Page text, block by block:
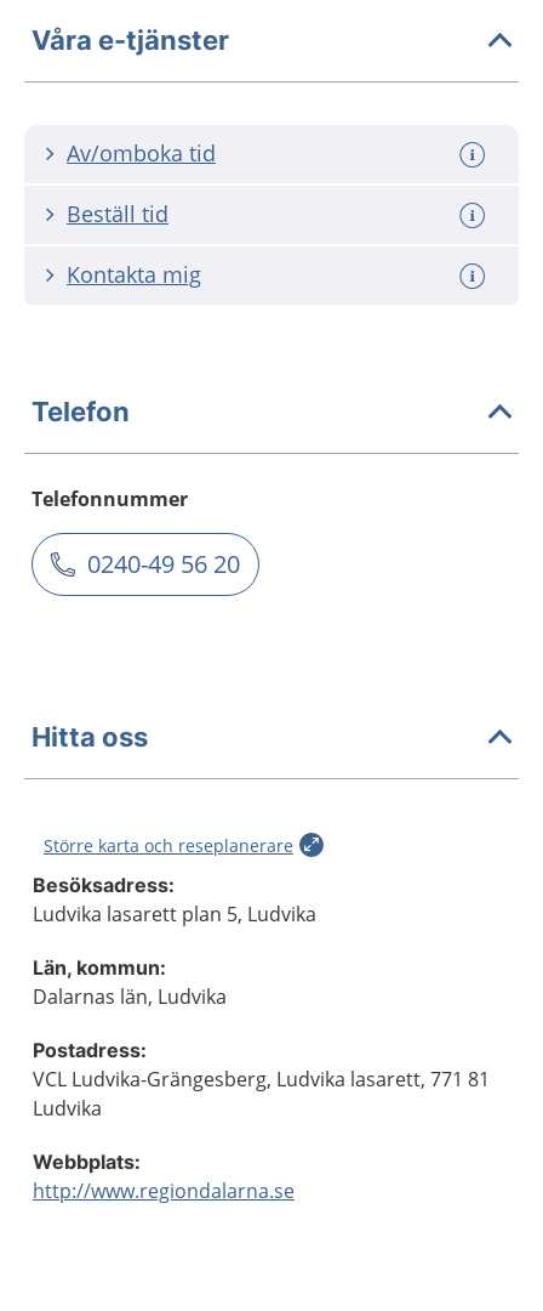
Våra e-tjänster
Av/omboka tid
Beställ tid
Kontakta mig
Telefon
Telefonnummer
0240-49 56 20
Hitta oss
Större karta och reseplanerare
Besöksadress:
Ludvika lasarett plan 5, Ludvika
Län, kommun:
Dalarnas län, Ludvika
Postadress:
VCL Ludvika-Grängesberg, Ludvika lasarett, 771 81
Ludvika
Webbplats:
http://www.regiondalarna.se